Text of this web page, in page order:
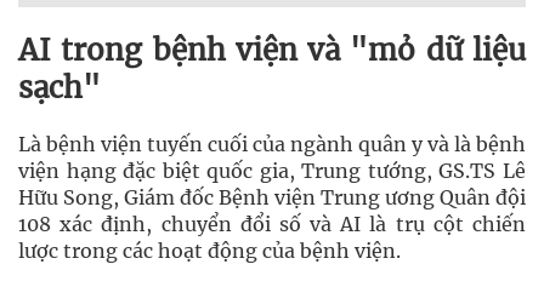
AI trong bệnh viện và "mỏ dữ liệu
sạch"
Là bệnh viện tuyến cuối của ngành quân y và là bệnh
viện hạng đặc biệt quốc gia, Trung tướng, GS.TS Lê
Hữu Song, Giám đốc Bệnh viện Trung ương Quân đội
108 xác định, chuyển đổi số và AI là trụ cột chiến
lược trong các hoạt động của bệnh viện.